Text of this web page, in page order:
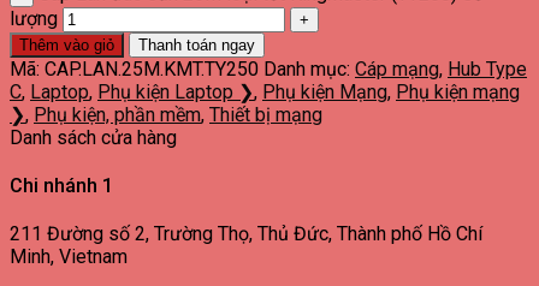
lượng
Thêm vào giỏ Thanh toán ngay
Mã: CAP.LAN.25M.KMT.TY250 Danh mục: Cáp mạng, Hub Type
C, Laptop, Phụ kiện Laptop ❯, Phụ kiện Mạng, Phụ kiện mạng
❯, Phụ kiện, phần mềm, Thiết bị mạng
Danh sách cửa hàng
Chi nhánh 1
211 Đường số 2, Trường Thọ, Thủ Đức, Thành phố Hồ Chí
Minh, Vietnam